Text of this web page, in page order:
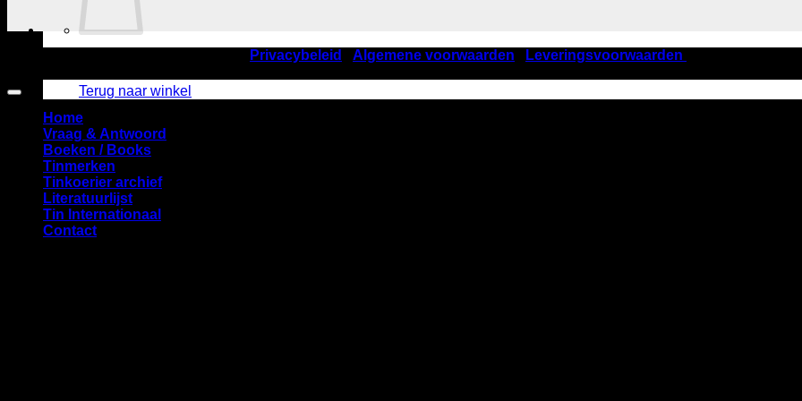
Geen producten in de winkelwagen.
Terug naar winkel
Privacybeleid Algemene voorwaarden Leveringsvoorwaarden
Home
Vraag & Antwoord
Boeken / Books
Tinmerken
Tinkoerier archief
Literatuurlijst
Tin Internationaal
Contact